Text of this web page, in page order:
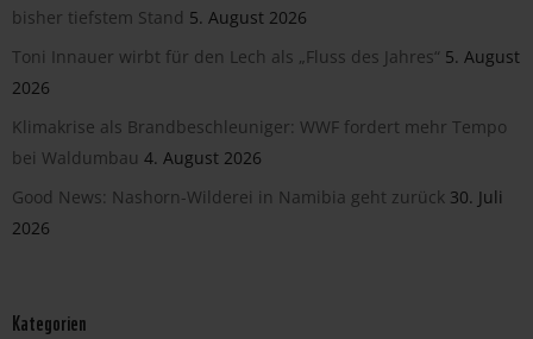
bisher tiefstem Stand 5. August 2026
Toni Innauer wirbt für den Lech als „Fluss des Jahres“ 5. August
2026
Klimakrise als Brandbeschleuniger: WWF fordert mehr Tempo
bei Waldumbau 4. August 2026
Good News: Nashorn-Wilderei in Namibia geht zurück 30. Juli
2026
Kategorien